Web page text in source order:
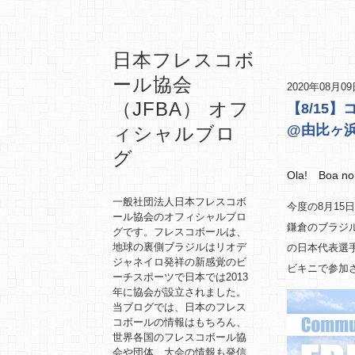
日本フレスコボ
ール協会
（JFBA） オフ
ィシャルブロ
グ
一般社団法人日本フレスコボ
ール協会のオフィシャルブロ
グです。フレスコボールは、
地球の裏側ブラジルはリオデ
ジャネイロ発祥の新感覚のビ
ーチスポーツで日本では2013
年に協会が設立されました。
当ブログでは、日本のフレス
コボールの情報はもちろん、
世界各国のフレスコボール協
会や団体、大会の情報も発信
2020年08月
【8/15】
@由比ヶ
Ola! Boa
今度の8月15
鎌倉のブラジ
の日本代表選
ビキニで参加